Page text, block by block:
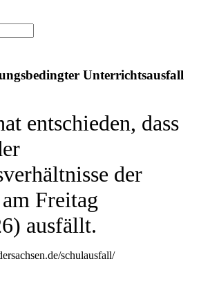
Unterrichtsausfall
entschieden, dass
der
Freitag
ausfällt.
schulausfall/